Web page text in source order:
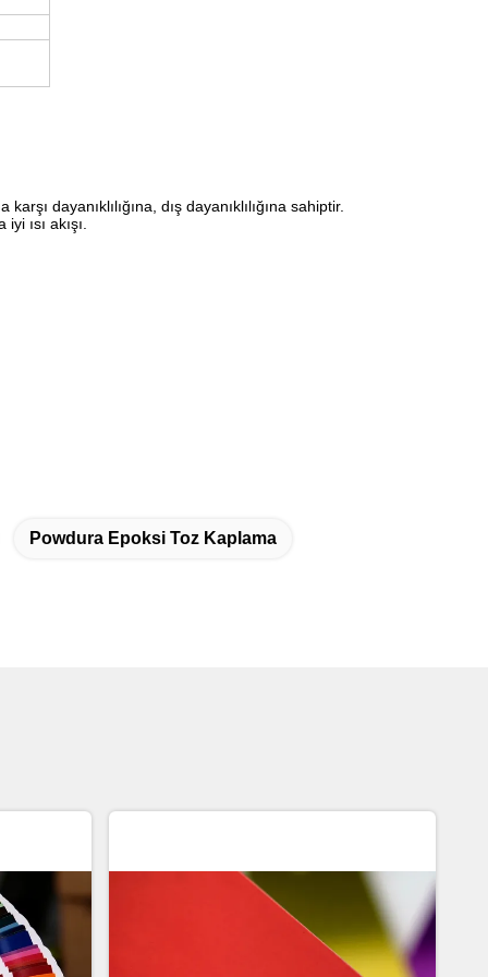
dayanıklılığına, dış dayanıklılığına sahiptir.
ısı akışı.
Powdura Epoksi Toz Kaplama